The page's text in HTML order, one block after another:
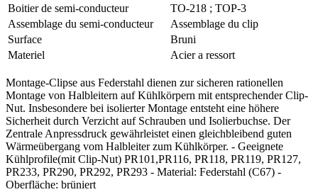
Boitier de semi-conducteur
TO-218 ; TOP-3
Assemblage du semi-conducteur
Assemblage du clip
Surface
Bruni
Materiel
Acier a ressort
Montage-Clipse aus Federstahl dienen zur sicheren rationellen
Montage von Halbleitern auf Kühlkörpern mit entsprechender Clip-
Nut. Insbesondere bei isolierter Montage entsteht eine höhere
Sicherheit durch Verzicht auf Schrauben und Isolierbuchse. Der
Zentrale Anpressdruck gewährleistet einen gleichbleibend guten
Wärmeübergang vom Halbleiter zum Kühlkörper. - Geeignete
Kühlprofile(mit Clip-Nut) PR101,PR116, PR118, PR119, PR127,
PR233, PR290, PR292, PR293 - Material: Federstahl (C67) -
Oberfläche: brüniert